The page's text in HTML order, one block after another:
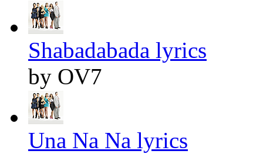
Shabadabada lyrics
by OV7
Una Na Na lyrics